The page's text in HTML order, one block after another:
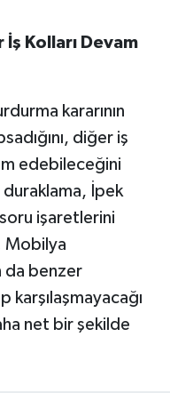
Kolları Devam
kararının
diğer iş
edebileceğini
İpek
işaretlerini
Mobilya
da benzer
karşılaşmayacağı
net bir şekilde